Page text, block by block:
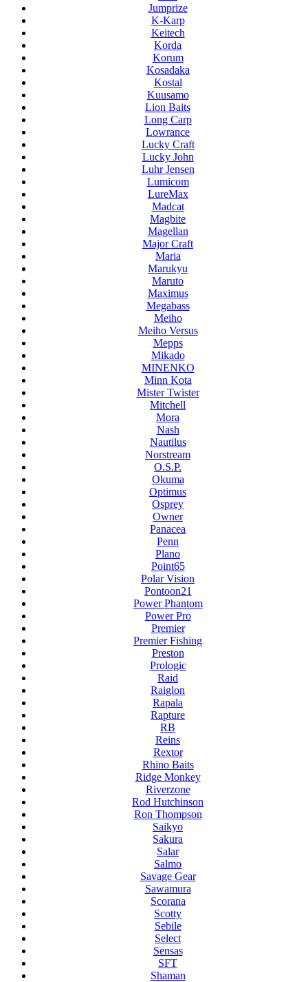
Jumprize
K-Karp
Keitech
Korda
Korum
Kosadaka
Kostal
Kuusamo
Lion Baits
Long Carp
Lowrance
Lucky Craft
Lucky John
Luhr Jensen
Lumicom
LureMax
Madcat
Magbite
Magellan
Major Craft
Maria
Marukyu
Maruto
Maximus
Megabass
Meiho
Meiho Versus
Mepps
Mikado
MINENKO
Minn Kota
Mister Twister
Mitchell
Mora
Nash
Nautilus
Norstream
O.S.P.
Okuma
Optimus
Osprey
Owner
Panacea
Penn
Plano
Point65
Polar Vision
Pontoon21
Power Phantom
Power Pro
Premier
Premier Fishing
Preston
Prologic
Raid
Raiglon
Rapala
Rapture
RB
Reins
Rextor
Rhino Baits
Ridge Monkey
Riverzone
Rod Hutchinson
Ron Thompson
Saikyo
Sakura
Salar
Salmo
Savage Gear
Sawamura
Scorana
Scotty
Sebile
Select
Sensas
SFT
Shaman